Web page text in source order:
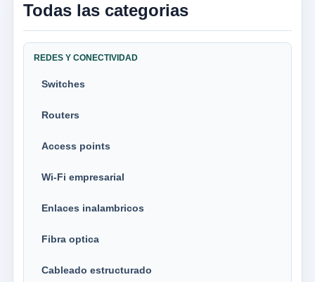
Todas las categorias
REDES Y CONECTIVIDAD
Switches
Routers
Access points
Wi-Fi empresarial
Enlaces inalambricos
Fibra optica
Cableado estructurado